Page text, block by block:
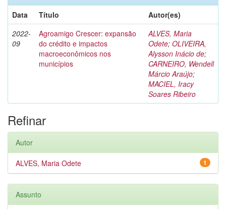
Data
Título
Autor(es)
2022-
09
Agroamigo Crescer: expansão
do crédito e impactos
macroeconômicos nos
municípios
ALVES, Maria
Odete; OLIVEIRA,
Alysson Inácio de;
CARNEIRO, Wendell
Márcio Araújo;
MACIEL, Iracy
Soares Ribeiro
Refinar
Autor
1
ALVES, Maria Odete
Assunto